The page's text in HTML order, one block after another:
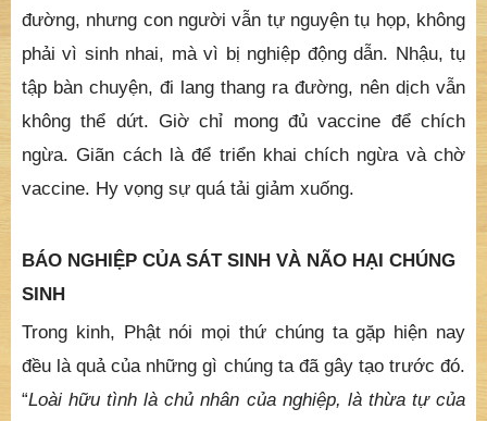
đường, nhưng con người vẫn tự nguyện tụ họp, không
phải vì sinh nhai, mà vì bị nghiệp động dẫn. Nhậu, tụ
tập bàn chuyện, đi lang thang ra đường, nên dịch vẫn
không thể dứt. Giờ chỉ mong đủ vaccine để chích
ngừa. Giãn cách là để triển khai chích ngừa và chờ
vaccine. Hy vọng sự quá tải giảm xuống.
BÁO NGHIỆP CỦA SÁT SINH VÀ NÃO HẠI CHÚNG
SINH
Trong kinh, Phật nói mọi thứ chúng ta gặp hiện nay
đều là quả của những gì chúng ta đã gây tạo trước đó.
“Loài hữu tình là chủ nhân của nghiệp, là thừa tự của